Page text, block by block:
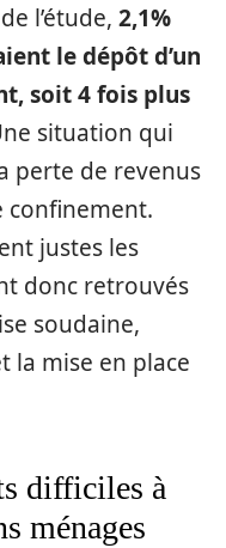
l’étude, 2,1%
le dépôt d’un
soit 4 fois plus
situation qui
perte de revenus
confinement.
justes les
donc retrouvés
soudaine,
la mise en place
difficiles à
ménages